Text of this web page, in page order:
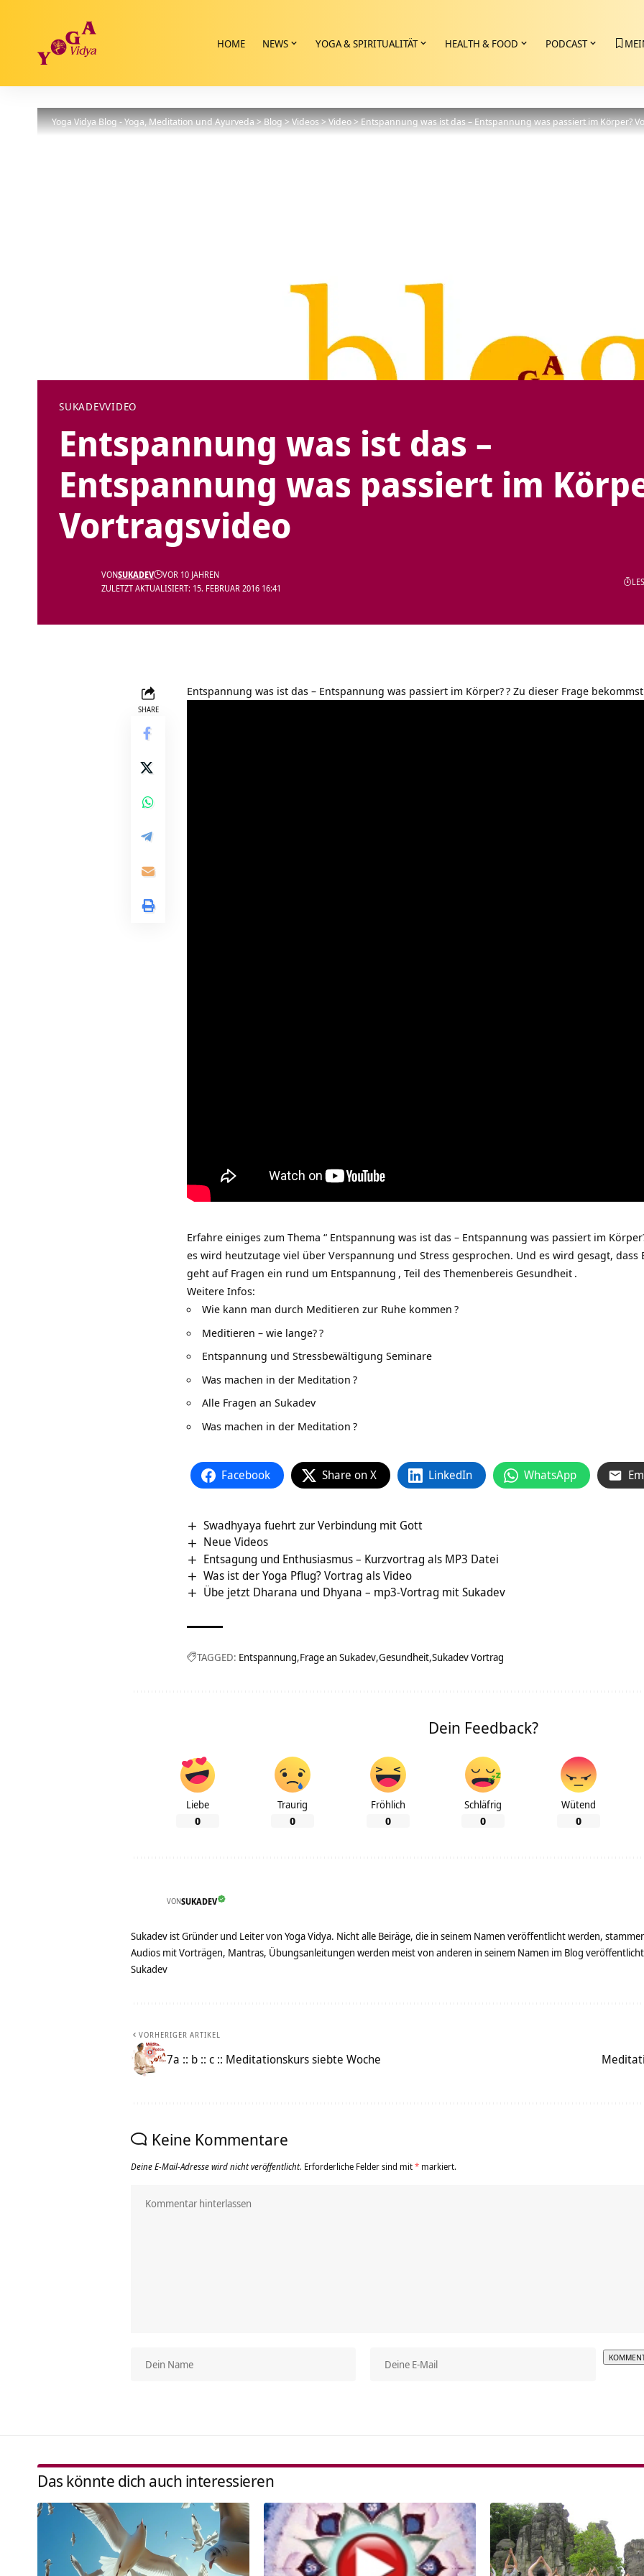
HOME NEWS YOGA & SPIRITUALITÄT HEALTH & FOOD PODCAST
Yoga Vidya Blog - Yoga, Meditation und Ayurveda>Blog>Videos>Video>Entspannung was ist das – Entspannung was passiert im Körper?
SUKADEVVIDEO
Entspannung was ist das –
Entspannung was passiert im
Vortragsvideo
ZULETZT AKTUALISIERT: 15. FEBRUAR 2016 16:41
VONSUKADEV VOR 10 JAHREN
SHARE
Entspannung was ist das – Entspannung was passiert im Körper?? Zu dieser Frage
Erfahre einiges zum Thema “ Entspannung was ist das – Entspannung was passiert im
es wird heutzutage viel über Verspannung und Stress gesprochen. Und es wird gesagt,
geht auf Fragen ein rund um Entspannung , Teil des Themenbereis Gesundheit .
Weitere Infos:
Wie kann man durch Meditieren zur Ruhe kommen ?
Meditieren – wie lange??
Entspannung und Stressbewältigung Seminare
Was machen in der Meditation ?
Alle Fragen an Sukadev
Was machen in der Meditation ?
Facebook Share on X LinkedIn WhatsApp
Swadhyaya fuehrt zur Verbindung mit Gott
Neue Videos
Entsagung und Enthusiasmus – Kurzvortrag als MP3 Datei
Was ist der Yoga Pflug? Vortrag als Video
Übe jetzt Dharana und Dhyana – mp3-Vortrag mit Sukadev
TAGGED: Entspannung Frage an Sukadev Gesundheit Sukadev Vortrag
Dein Feedback?
Liebe
0
Traurig
0
Fröhlich
0
Schläfrig
0
Wütend
0
VONSUKADEV
Sukadev ist Gründer und Leiter von Yoga Vidya. Nicht alle Beiräge, die in seinem Namen veröffentlicht werden,
Audios mit Vorträgen, Mantras, Übungsanleitungen werden meist von anderen in seinem Namen im Blog
Sukadev
VORHERIGER ARTIKEL
7a :: b :: c :: Meditationskurs siebte Woche
Keine Kommentare
Deine E-Mail-Adresse wird nicht veröffentlicht. Erforderliche Felder sind mit* markiert.
Das könnte dich auch interessieren